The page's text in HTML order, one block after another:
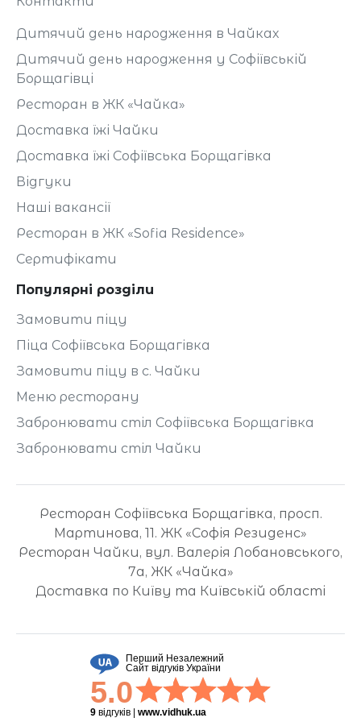
процесах
детоксикації.
Дитячий день народження в Чайках
Дитячий день народження у Софіївській
Борщагівці
Ресторан в ЖК «Чайка»
Доставка їжі Чайки
Доставка їжі Софіївська Борщагівка
Відгуки
Наші вакансії
Ресторан в ЖК «Sofia Residence»
Сертифікати
Популярні розділи
Замовити піцу
Піца Софіївська Борщагівка
Замовити піцу в с. Чайки
Меню ресторану
Забронювати стіл Софіївська Борщагівка
Забронювати стіл Чайки
Ресторан Софіївська Борщагівка, просп.
Мартинова, 11. ЖК «Софія Резиденс»
Ресторан Чайки, вул. Валерія Лобановського,
7а, ЖК «Чайка»
Доставка по Київу та Київській області
Перший Незалежний
Сайт відгуків України
5.0
9 відгуків| www.vidhuk.ua